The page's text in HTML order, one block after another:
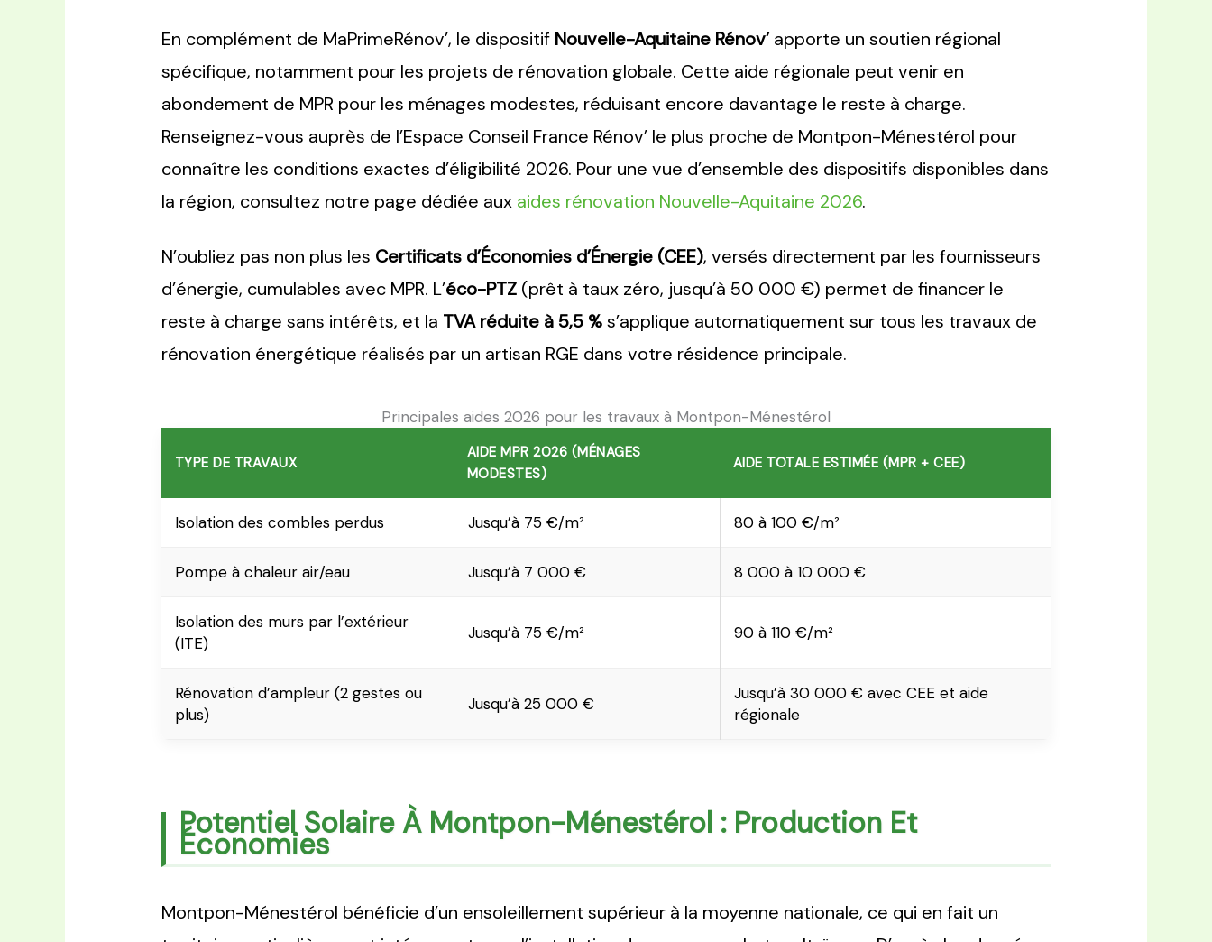
En complément de MaPrimeRénov’, le dispositif Nouvelle-Aquitaine Rénov’apporte un soutien régional
spécifique, notamment pour les projets de rénovation globale. Cette aide régionale peut venir en
abondement de MPR pour les ménages modestes, réduisant encore davantage le reste à charge.
Renseignez-vous auprès de l’Espace Conseil France Rénov’ le plus proche de Montpon-Ménestérol pour
connaître les conditions exactes d’éligibilité 2026. Pour une vue d’ensemble des dispositifs disponibles dans
la région, consultez notre page dédiée aux aides rénovation Nouvelle-Aquitaine 2026.
N’oubliez pas non plus les Certificats d’Économies d’Énergie (CEE), versés directement par les fournisseurs
d’énergie, cumulables avec MPR. L’éco-PTZ(prêt à taux zéro, jusqu’à 50 000 €) permet de financer le
reste à charge sans intérêts, et la TVA réduite à 5,5 %s’applique automatiquement sur tous les travaux de
rénovation énergétique réalisés par un artisan RGE dans votre résidence principale.
Principales aides 2026 pour les travaux à Montpon-Ménestérol
TYPE DE TRAVAUX
AIDE MPR 2026 (MÉNAGES
MODESTES)
AIDE TOTALE ESTIMÉE (MPR + CEE)
Isolation des combles perdus Jusqu’à 75 €/m² 80 à 100 €/m²
Pompe à chaleur air/eau Jusqu’à 7 000 € 8 000 à 10 000 €
Isolation des murs par l’extérieur
(ITE)
Jusqu’à 75 €/m² 90 à 110 €/m²
Rénovation d’ampleur (2 gestes ou
plus)
Jusqu’à 25 000 €
Jusqu’à 30 000 € avec CEE et aide
régionale
Potentiel Solaire À Montpon-Ménestérol : Production Et
Économies
Montpon-Ménestérol bénéficie d’un ensoleillement supérieur à la moyenne nationale, ce qui en fait un